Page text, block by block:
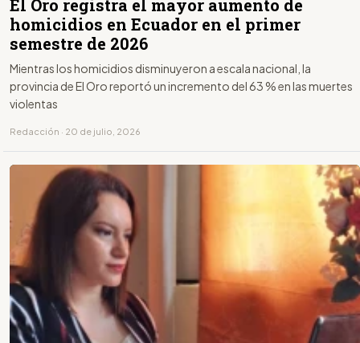
El Oro registra el mayor aumento de
homicidios en Ecuador en el primer
semestre de 2026
Mientras los homicidios disminuyeron a escala nacional, la
provincia de El Oro reportó un incremento del 63 % en las muertes
violentas
Redacción · 20 de julio, 2026